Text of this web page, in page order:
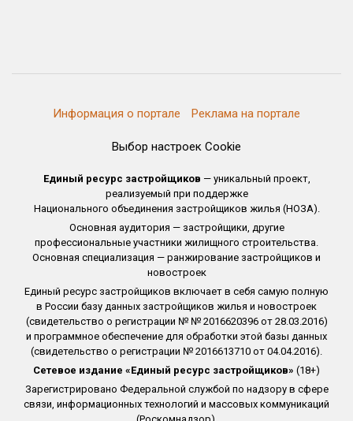
Информация о портале Реклама на портале
Выбор настроек Cookie
Единый ресурс застройщиков — уникальный проект,
реализуемый при поддержке
Национального объединения застройщиков жилья (НОЗА).
Основная аудитория — застройщики, другие
профессиональные участники жилищного строительства.
Основная специализация — ранжирование застройщиков и
новостроек
Единый ресурс застройщиков включает в себя самую полную
в России базу данных застройщиков жилья и новостроек
(свидетельство о регистрации № № 2016620396 от 28.03.2016)
и программное обеспечение для обработки этой базы данных
(свидетельство о регистрации № 2016613710 от 04.04.2016).
Сетевое издание «Единый ресурс застройщиков» (18+)
Зарегистрировано Федеральной службой по надзору в сфере
связи, информационных технологий и массовых коммуникаций